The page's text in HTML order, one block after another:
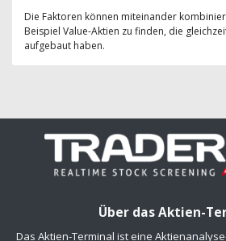
Die Faktoren können miteinander
Beispiel Value-Aktien zu finden, die
aufgebaut haben.
Über das Aktien-
Das Aktien-Terminal ist eine